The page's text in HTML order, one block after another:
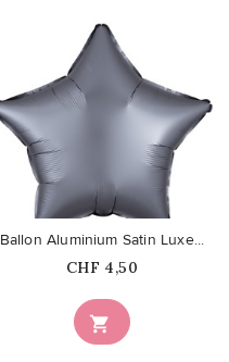

Ballon Aluminium Satin Luxe...
Prix
CHF 4,50